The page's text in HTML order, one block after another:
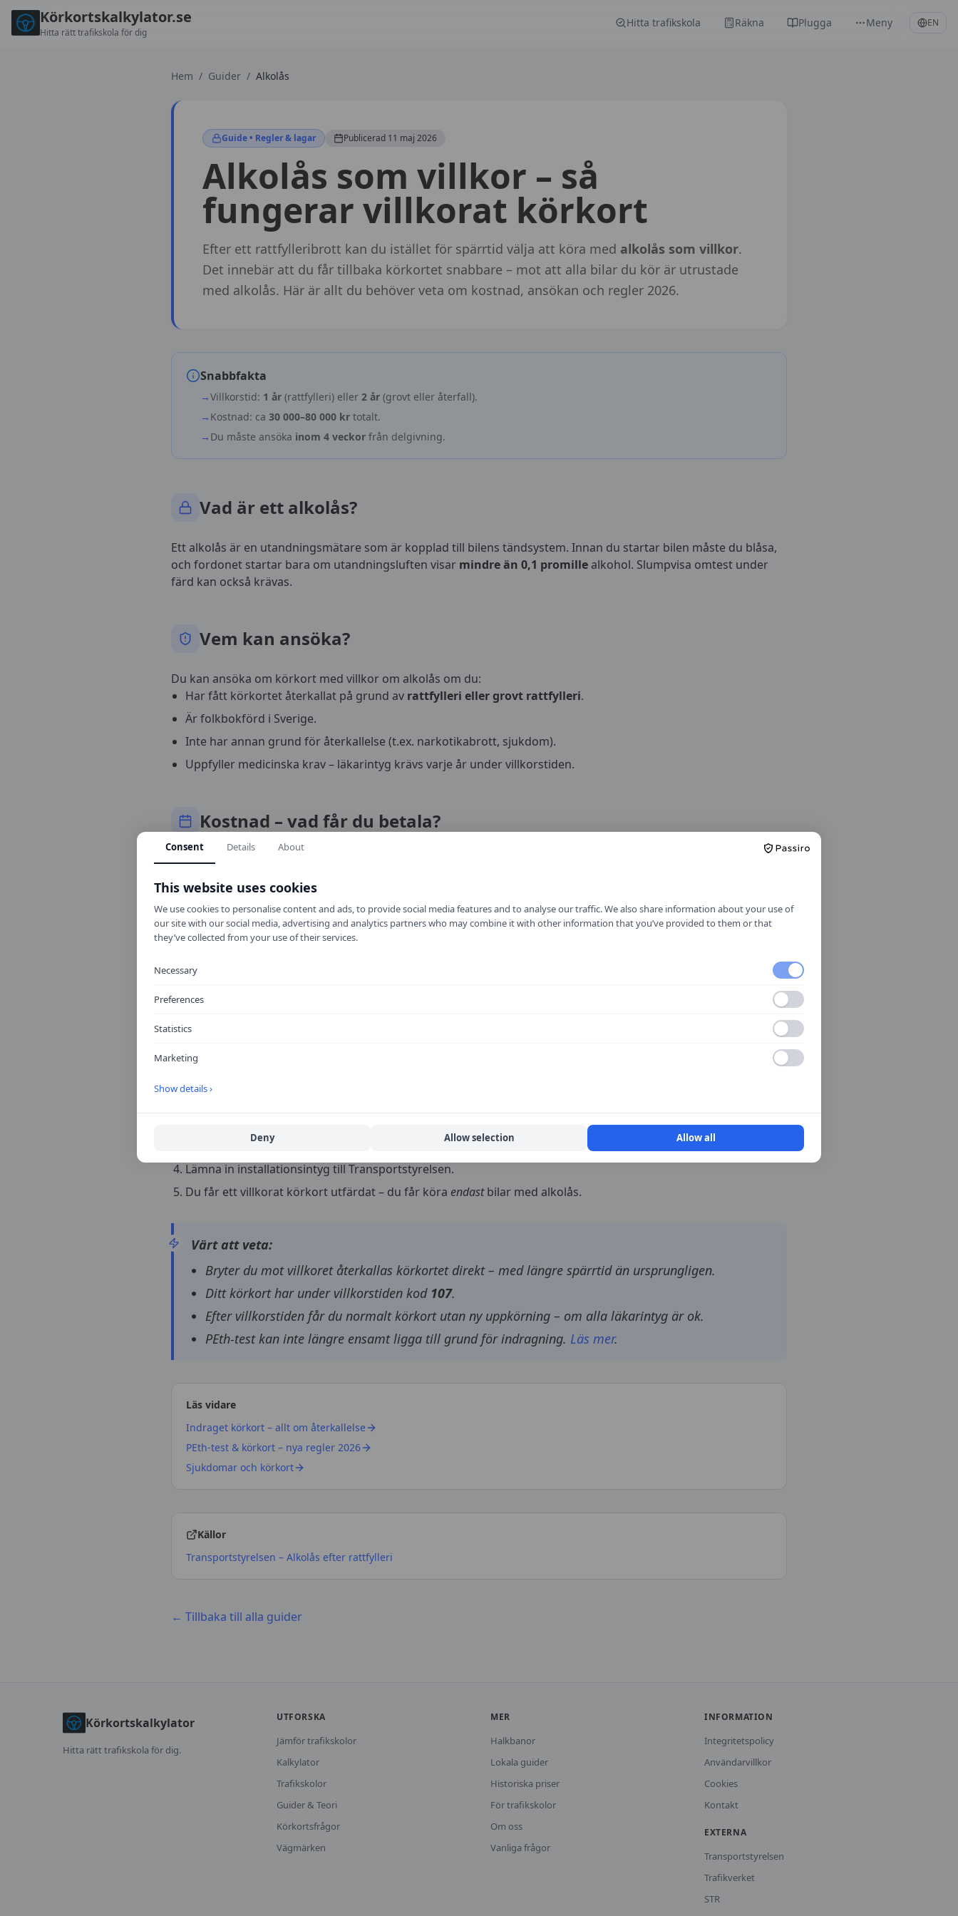
Körkortskalkylator.se
Hitta rätt trafikskola för dig
Hitta trafikskola Räkna Plugga Meny EN
Hem / Guider / Alkolås
Guide • Regler & lagar Publicerad 11 maj 2026
Alkolås som villkor – så
fungerar villkorat körkort
Efter ett rattfylleribrott kan du istället för spärrtid välja att köra med alkolås som villkor.
Det innebär att du får tillbaka körkortet snabbare – mot att alla bilar du kör är utrustade
med alkolås. Här är allt du behöver veta om kostnad, ansökan och regler 2026.
Snabbfakta
→Villkorstid: 1 år (rattfylleri) eller 2 år (grovt eller återfall).
→ Kostnad: ca 30 000–80 000 kr totalt.
→ Du måste ansöka inom 4 veckor från delgivning.
Vad är ett alkolås?
Ett alkolås är en utandningsmätare som är kopplad till bilens tändsystem. Innan du startar bilen måste du blåsa,
och fordonet startar bara om utandningsluften visar mindre än 0,1 promillealkohol. Slumpvisa omtest under
färd kan också krävas.
Vem kan ansöka?
Du kan ansöka om körkort med villkor om alkolås om du:
Har fått körkortet återkallat på grund av rattfylleri eller grovt rattfylleri.
Är folkbokförd i Sverige.
Inte har annan grund för återkallelse (t.ex. narkotikabrott, sjukdom).
Uppfyller medicinska krav – läkarintyg krävs varje år under villkorstiden.
Kostnad – vad får du betala?
Att köra med alkolås är
Läkarundersökningar:1 500–3 000 kr per intyg (1–2 per år).
Avgifter till Transportstyrelsen:
Avinstallation:
vara utan körkort i 1–2 år.
När ansökan godkänts: installera ett godkänt alkolås hos certifierad verkstad.
Lämna in installationsintyg till Transportstyrelsen.
Du får ett villkorat körkort utfärdat – du får köra endastbilar med alkolås.
Värt att veta:
Bryter du mot villkoret återkallas körkortet direkt – med längre spärrtid än ursprungligen.
Ditt körkort har under villkorstiden kod 107.
Efter villkorstiden får du normalt körkort utan ny uppkörning – om alla läkarintyg är ok.
PEth-test kan inte längre ensamtligga till grund för indragning. Läs mer.
Läs vidare
Indraget körkort – allt om återkallelse
PEth-test & körkort – nya regler 2026
Sjukdomar och körkort
Källor
Transportstyrelsen – Alkolås efter rattfylleri
← Tillbaka till alla guider
Körkortskalkylator
Hitta rätt trafikskola för dig.
UTFORSKA
Jämför trafikskolor
Kalkylator
Trafikskolor
Guider & Teori
Körkortsfrågor
Vägmärken
MER
Halkbanor
Lokala guider
Historiska priser
För trafikskolor
Om oss
Vanliga frågor
INFORMATION
Integritetspolicy
Användarvillkor
Cookies
Kontakt
EXTERNA
Transportstyrelsen
Trafikverket
STR
Consent Details About
This website uses cookies
We use cookies to personalise content and ads, to provide social media features and to analyse our traffic. We also share information about your use of
our site with our social media, advertising and analytics partners who may combine it with other information that you’ve provided to them or that
they’ve collected from your use of their services.
Necessary
Preferences
Statistics
Marketing
Show details ›
Deny Allow selection Allow all